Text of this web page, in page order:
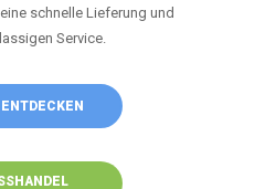
schnelle Lieferung und
Service.